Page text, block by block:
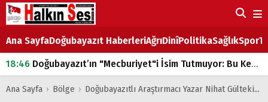
Ana SayfaDoğubayazıt HaberleriAğrıDinîPolitikaSağlıkSpor
18:46 Doğubayazıt’ın "Mecburiyet"i İsim Tutmuyor: Bu Kez de Mem u Zîn Oldu!
07:53Doğubayazıt’ta Ekmek Fiyatlarına Zam
Ana Sayfa › Bölge › Doğubayazıtlı Araştırmacı Yazar Nihat Gültekin'in Arşiv Sergisi İstanbul'da Büyük İlgi Gördü